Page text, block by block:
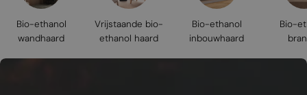
Bio-ethanol
wandhaard
Vrijstaande bio-
ethanol haard
Bio-ethanol
inbouwhaard
Bio-